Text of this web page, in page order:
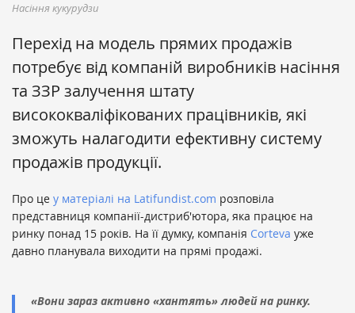
Насіння кукурудзи
Перехід на модель прямих продажів
потребує від компаній виробників насіння
та ЗЗР залучення штату
висококваліфікованих працівників, які
зможуть налагодити ефективну систему
продажів продукції.
Про це у матеріалі на Latifundist.com розповіла
представниця компанії-дистриб'ютора, яка працює на
ринку понад 15 років. На її думку, компанія Corteva уже
давно планувала виходити на прямі продажі.
«Вони зараз активно «хантять» людей на ринку.